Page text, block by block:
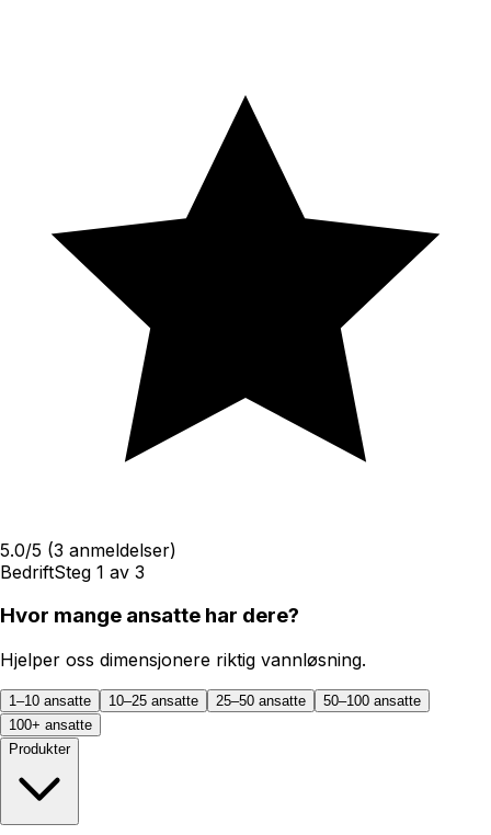
5.0/5 (3 anmeldelser)
BedriftSteg 1 av 3
Hvor mange ansatte har dere?
Hjelper oss dimensjonere riktig vannløsning.
1–10 ansatte 10–25 ansatte 25–50 ansatte
50–100 ansatte
100+ ansatte
Produkter